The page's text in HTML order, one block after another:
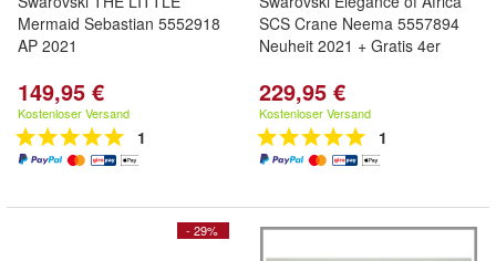
Mermaid Sebastian 5552918
AP 2021
149,95 €
Kostenloser Versand
1
SCS Crane Neema 5557894
Neuheit 2021 + Gratis 4er
229,95 €
Kostenloser Versand
1
- 29%